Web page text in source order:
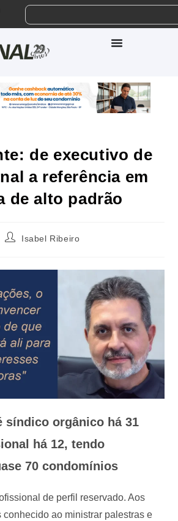
de executivo de
a referência em
de alto padrão
Isabel Ribeiro
síndico orgânico há 31
há 12, tendo
70 condomínios
de perfil reservado. Aos
conhecido ao ministrar palestras e